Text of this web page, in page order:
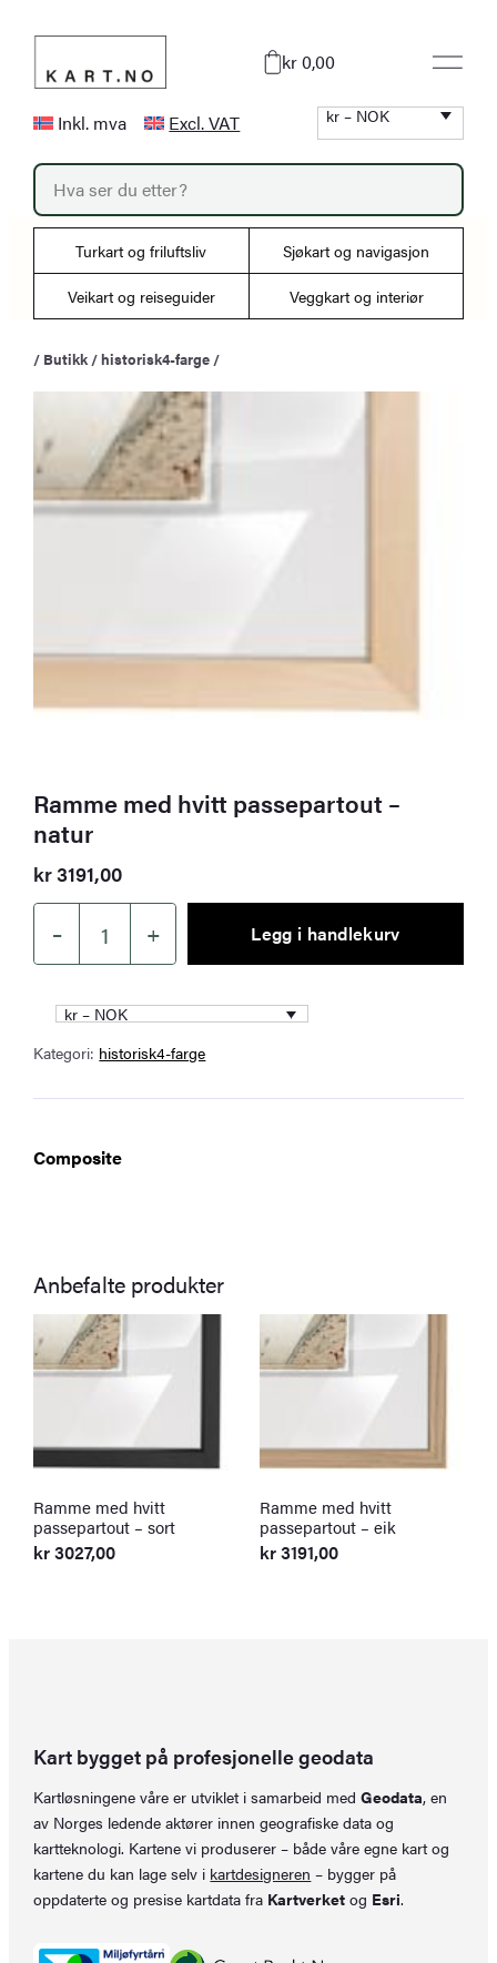
innhold
kr 0,00
Inkl. mva Excl. VAT kr – NOK
P
o
d
t
r
Turkart og friluftsliv Sjøkart og navigasjon
Veikart og reiseguider Veggkart og interiør
/ Butikk /historisk4-farge /
Ramme med hvitt passepartout –
natur
kr3191,00
–
hvitt
passepartout
–
+ Legg i handlekurv
kr – NOK
Kategori: historisk4-farge
Composite
Anbefalte produkter
Ramme med hvitt
passepartout – sort
kr3027,00
Ramme med hvitt
passepartout – eik
kr3191,00
Kart bygget på profesjonelle geodata
Kartløsningene våre er utviklet i samarbeid medGeodata, en
av Norges ledende aktører innen geografiske data og
kartteknologi. Kartene vi produserer – både våre egne kart og
kartene du kan lage selv i kartdesigneren – bygger på
oppdaterte og presise kartdata fra Kartverket og Esri.